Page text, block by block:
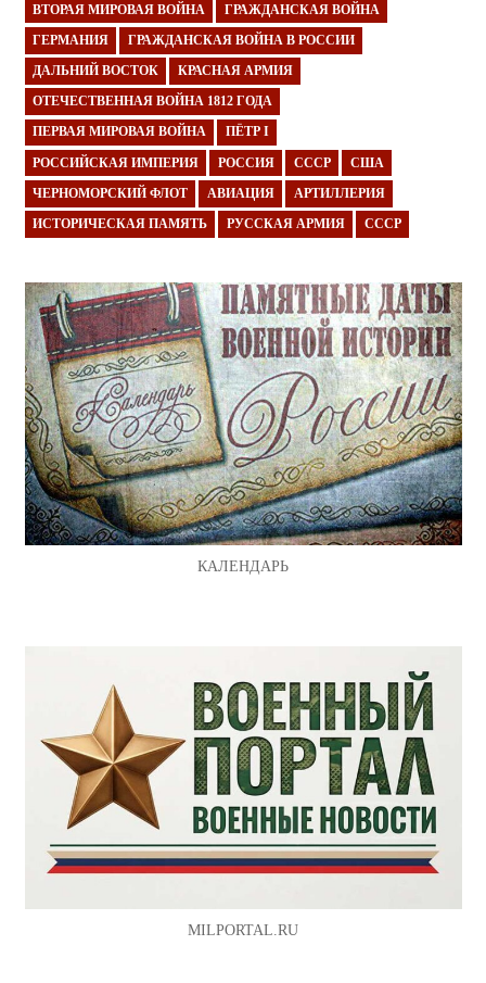
ВТОРАЯ МИРОВАЯ ВОЙНА ГРАЖДАНСКАЯ ВОЙНА
ГЕРМАНИЯ ГРАЖДАНСКАЯ ВОЙНА В РОССИИ
ДАЛЬНИЙ ВОСТОК КРАСНАЯ АРМИЯ
ОТЕЧЕСТВЕННАЯ ВОЙНА 1812 ГОДА
ПЕРВАЯ МИРОВАЯ ВОЙНА ПЁТР I
РОССИЙСКАЯ ИМПЕРИЯ РОССИЯ СССР США
ЧЕРНОМОРСКИЙ ФЛОТ АВИАЦИЯ АРТИЛЛЕРИЯ
ИСТОРИЧЕСКАЯ ПАМЯТЬ РУССКАЯ АРМИЯ СССР
КАЛЕНДАРЬ
MILPORTAL.RU